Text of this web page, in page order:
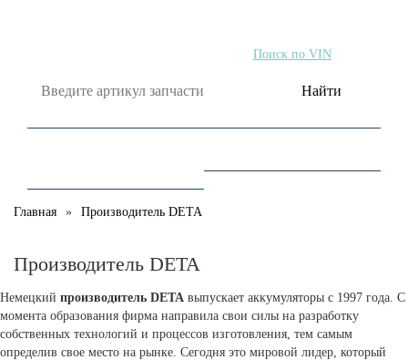
Поиск по VIN
Найти
Главная Производитель DETA
Производитель DETA
Немецкий производитель DETA выпускает аккумуляторы с 1997 года. С
момента образования фирма направила свои силы на разработку
собственных технологий и процессов изготовления, тем самым
определив свое место на рынке. Сегодня это мировой лидер, который